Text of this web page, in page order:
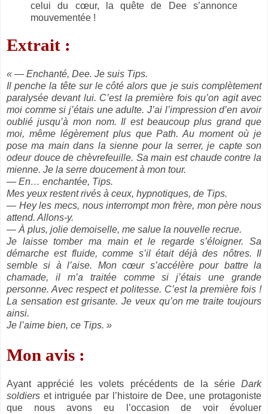
celui du cœur, la quête de Dee s’annonce
mouvementée !
Extrait :
« — Enchanté, Dee. Je suis Tips.
Il penche la tête sur le côté alors que je suis complètement
paralysée devant lui. C’est la première fois qu’on agit avec
moi comme si j’étais une adulte. J’ai l’impression d’en avoir
oublié jusqu’à mon nom. Il est beaucoup plus grand que
moi, même légèrement plus que Path. Au moment où je
pose ma main dans la sienne pour la serrer, je capte son
odeur douce de chèvrefeuille. Sa main est chaude contre la
mienne. Je la serre doucement à mon tour.
— En… enchantée, Tips.
Mes yeux restent rivés à ceux, hypnotiques, de Tips.
— Hey les mecs, nous interrompt mon frère, mon père nous
attend. Allons-y.
— À plus, jolie demoiselle, me salue la nouvelle recrue.
Je laisse tomber ma main et le regarde s’éloigner. Sa
démarche est fluide, comme s’il était déjà des nôtres. Il
semble si à l’aise. Mon cœur s’accélère pour battre la
chamade, il m’a traitée comme si j’étais une grande
personne. Avec respect et politesse. C’est la première fois !
La sensation est grisante. Je veux qu’on me traite toujours
ainsi.
Je l’aime bien, ce Tips. »
Mon avis :
Ayant apprécié les volets précédents de la série Dark
soldiers et intriguée par l’histoire de Dee, une protagoniste
que nous avons eu l’occasion de voir évoluer